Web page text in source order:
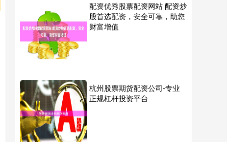
配资优秀股票配资网站 配资炒
股首选配资，安全可靠，助您
财富增值
杭州股票期货配资公司-专业
正规杠杆投资平台